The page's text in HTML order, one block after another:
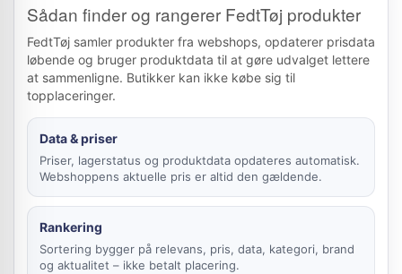
Sådan finder og rangerer FedtTøj produkter
FedtTøj samler produkter fra webshops, opdaterer prisdata
løbende og bruger produktdata til at gøre udvalget lettere
at sammenligne. Butikker kan ikke købe sig til
topplaceringer.
Data & priser
Priser, lagerstatus og produktdata opdateres automatisk.
Webshoppens aktuelle pris er altid den gældende.
Rankering
Sortering bygger på relevans, pris, data, kategori, brand
og aktualitet – ikke betalt placering.